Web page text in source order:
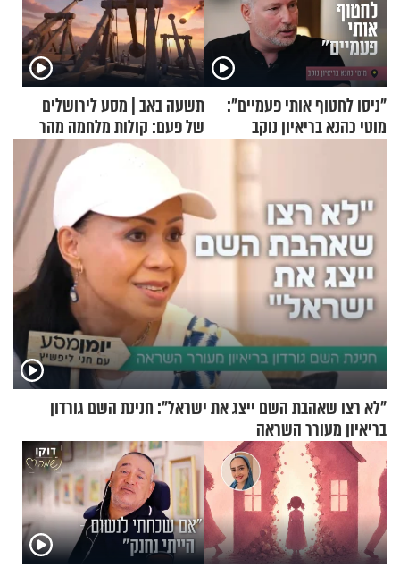
"ניסו לחטוף אותי פעמיים":
מוטי כהנא בריאיון נוקב
תשעה באב | מסע לירושלים
של פעם: קולות מלחמה מהר
"לא רצו שאהבת השם ייצג את ישראל": חנינת השם גורדון
בריאיון מעורר השראה